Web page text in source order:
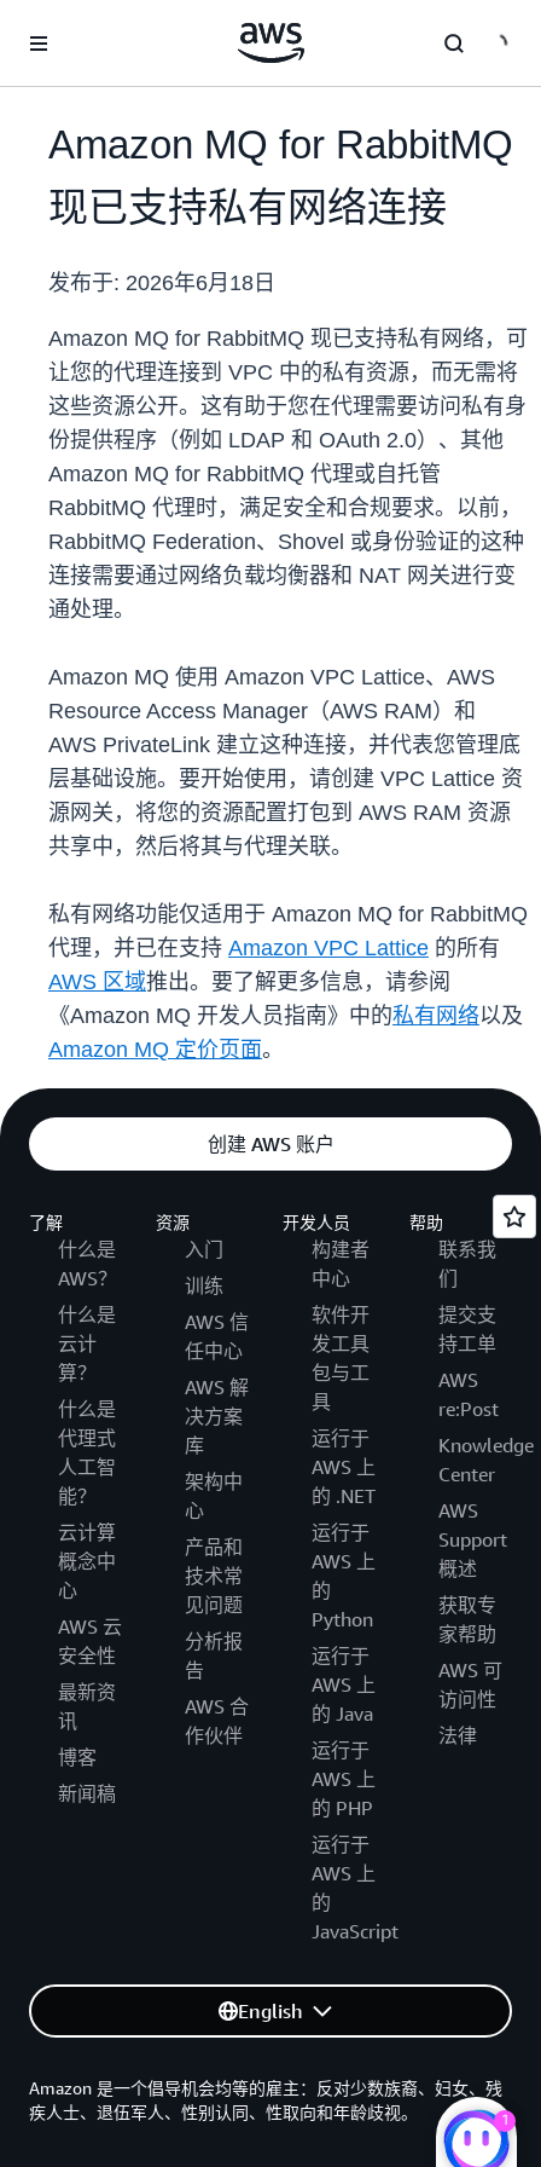
Amazon MQ for RabbitMQ
现已支持私有网络连接
发布于: 2026年6月18日
Amazon MQ for RabbitMQ 现已支持私有网络，可
让您的代理连接到 VPC 中的私有资源，而无需将
这些资源公开。这有助于您在代理需要访问私有身
份提供程序（例如 LDAP 和 OAuth 2.0）、其他
Amazon MQ for RabbitMQ 代理或自托管
RabbitMQ 代理时，满足安全和合规要求。以前，
RabbitMQ Federation、Shovel 或身份验证的这种
连接需要通过网络负载均衡器和 NAT 网关进行变
通处理。
Amazon MQ 使用 Amazon VPC Lattice、AWS
Resource Access Manager（AWS RAM）和
AWS PrivateLink 建立这种连接，并代表您管理底
层基础设施。要开始使用，请创建 VPC Lattice 资
源网关，将您的资源配置打包到 AWS RAM 资源
共享中，然后将其与代理关联。
私有网络功能仅适用于 Amazon MQ for RabbitMQ
代理，并已在支持 Amazon VPC Lattice 的所有
AWS 区域推出。要了解更多信息，请参阅
《Amazon MQ 开发人员指南》中的私有网络以及
Amazon MQ 定价页面。
创建 AWS 账户
了解
什么是
AWS？
什么是
云计
算？
什么是
代理式
人工智
能？
云计算
概念中
心
AWS 云
安全性
最新资
讯
博客
新闻稿
资源
入门
训练
AWS 信
任中心
AWS 解
决方案
库
架构中
心
产品和
技术常
见问题
分析报
告
AWS 合
作伙伴
开发人员
构建者
中心
软件开
发工具
包与工
具
运行于
AWS 上
的 .NET
运行于
AWS 上
的
Python
运行于
AWS 上
的 Java
运行于
AWS 上
的 PHP
运行于
AWS 上
的
JavaScript
帮助
联系我
们
提交支
持工单
AWS
re:Post
Knowledge
Center
AWS
Support
概述
获取专
家帮助
AWS 可
访问性
法律
English
Amazon 是一个倡导机会均等的雇主：反对少数族裔、妇女、残
疾人士、退伍军人、性别认同、性取向和年龄歧视。
1